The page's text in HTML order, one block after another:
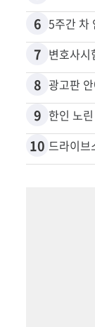
6 5주간 차
7
8
9
10